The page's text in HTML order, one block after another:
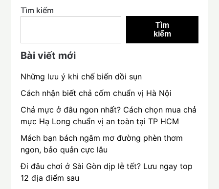
Tìm kiếm
Tìm
kiếm
Bài viết mới
Những lưu ý khi chế biến dồi sụn
Cách nhận biết chả cốm chuẩn vị Hà Nội
Chả mực ở đâu ngon nhất? Cách chọn mua chả
mực Hạ Long chuẩn vị an toàn tại TP HCM
Mách bạn bách ngâm mơ đường phèn thơm
ngon, bảo quản cực lâu
Đi đâu chơi ở Sài Gòn dịp lễ tết? Lưu ngay top
12 địa điểm sau